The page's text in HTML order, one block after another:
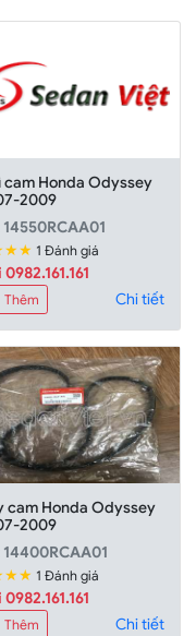
cam Honda Odyssey
2009
14550RCAA01
1 Đánh giá
Thêm Chi tiết
cam Honda Odyssey
2009
14400RCAA01
1 Đánh giá
Thêm Chi tiết